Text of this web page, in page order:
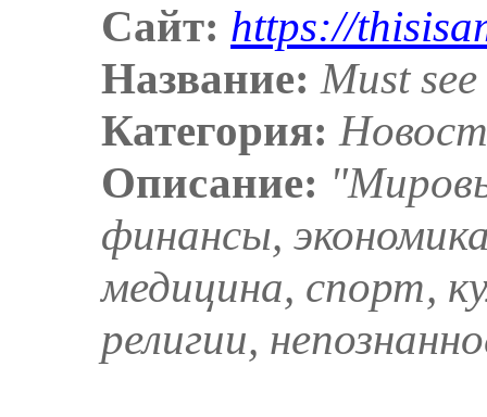
Сайт: https://
Название: Must see
Категория:
Описание:
финансы,
медицина, спорт,
религии,